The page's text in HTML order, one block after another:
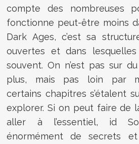
compte des nombreuses
fonctionne peut-être moins
Dark Ages, c’est sa
ouvertes et dans
souvent. On n’est pas sur
plus, mais pas loin par
certains chapitres s’étalent
explorer. Si on peut faire de
aller à l’essentiel, id
énormément de secrets